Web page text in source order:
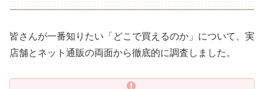
皆さんが一番知りたい「どこで買えるのか」について、実
店舗とネット通販の両面から徹底的に調査しました。